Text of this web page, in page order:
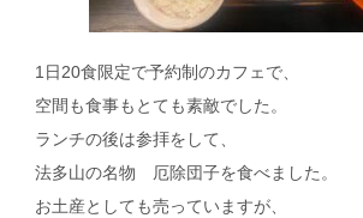
1日20食限定で予約制のカフェで、
空間も食事もとても素敵でした。
ランチの後は参拝をして、
法多山の名物 厄除団子を食べました。
お土産としても売っていますが、